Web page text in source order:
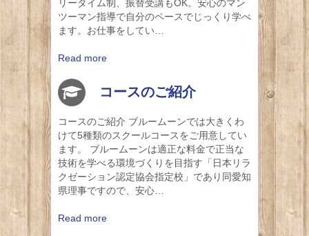
リータイム制、振替受講もOK。安心のマン
ツーマン指導で自分のペースでじっくり学べ
ます。お仕事をしてい…
Read more
コースのご紹介
コースのご紹介 ブルームーンでは大きくわ
けて5種類のスクールコースをご用意してい
ます。 ブルームーンは適正な料金で正当な
技術を学べる環境づくりを目指す「日本リラ
クゼーション認定協会指定校」であり同愛知
県理事ですので、安心…
Read more